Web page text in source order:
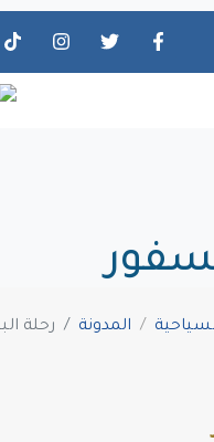
المدونة رحلة